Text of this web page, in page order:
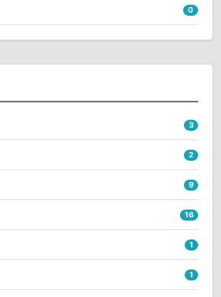
0
3
2
9
16
1
1